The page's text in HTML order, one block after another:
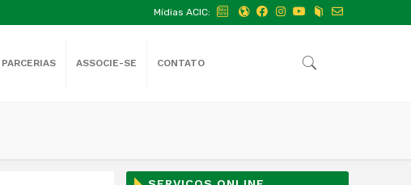
Mídias ACIC:
PARCERIAS ASSOCIE-SE CONTATO